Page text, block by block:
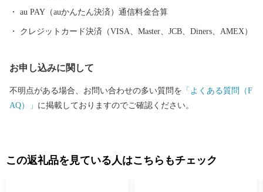
も高いシェアを誇っています。（すでに皆さまの食卓にも、波佐
見で作られたやきものがあるかも！？）窯元、棚田、温泉など、
au PAY（auかんたん決済）通信料金合算
クレジットカード決済（VISA、Master、JCB、Diners、AMEX）
お申し込みに関して
不明点がある場合、お問い合わせの多い質問を 「よくある質問（F
AQ）」 に掲載しておりますのでご確認ください。
この返礼品を見ている人はこちらもチェック